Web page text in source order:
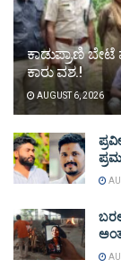
ಕಾಡುಪ್ರಾಣಿ
ಕಾರು ವಶ.!
AUGUST 6, 2026